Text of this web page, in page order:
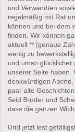
und Verwandten
regelmäßig mit Rat
können und bei dem
finden. Wir können
aktuell ** [genaue
wenig zu
und umso glücklicher
unserer Seite haben.
denkwürdigen
paar alte
Seid Brüder und
dass die ganzen
Und jetzt lest